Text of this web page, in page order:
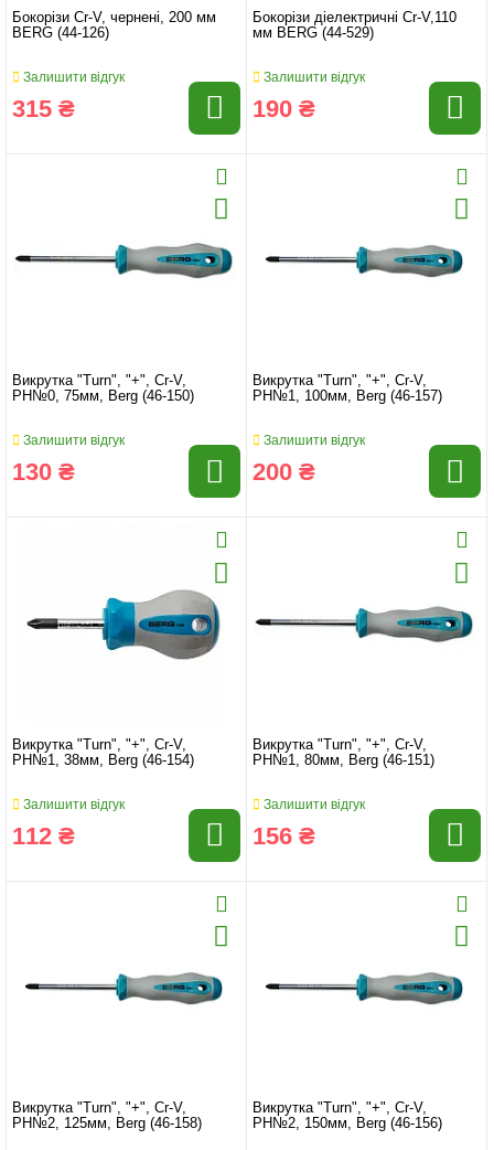
Бокорізи Cr-V, чернені, 200 мм
BERG (44-126)
Залишити відгук
315 ₴
Бокорізи діелектричні Cr-V,110
мм BERG (44-529)
Залишити відгук
190 ₴
Викрутка "Turn", "+", Cr-V,
PH№0, 75мм, Berg (46-150)
Залишити відгук
130 ₴
Викрутка "Turn", "+", Cr-V,
PH№1, 100мм, Berg (46-157)
Залишити відгук
200 ₴
Викрутка "Turn", "+", Cr-V,
PH№1, 38мм, Berg (46-154)
Залишити відгук
112 ₴
Викрутка "Turn", "+", Cr-V,
PH№1, 80мм, Berg (46-151)
Залишити відгук
156 ₴
Викрутка "Turn", "+", Cr-V,
PH№2, 125мм, Berg (46-158)
Викрутка "Turn", "+", Cr-V,
PH№2, 150мм, Berg (46-156)